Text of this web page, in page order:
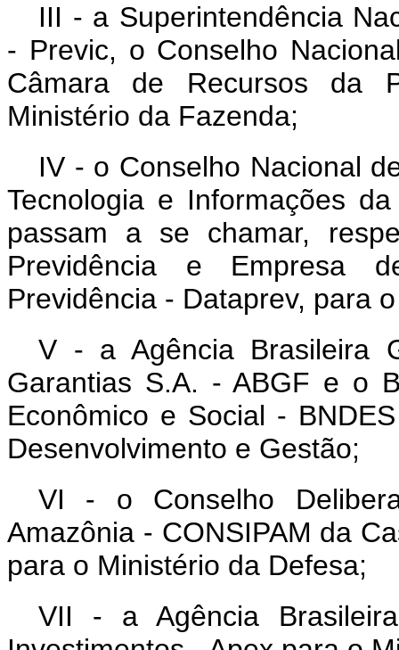
III - a Superintendência
- Previc, o Conselho
Câmara de Recursos da
Ministério da Fazenda;
IV - o Conselho Nacional
Tecnologia e Informações
passam a se chamar,
Previdência e Empresa
Previdência - Dataprev, para
V - a Agência Brasileira
Garantias S.A. - ABGF e o
Econômico e Social -
Desenvolvimento e Gestão;
VI - o Conselho
Amazônia - CONSIPAM da
para o Ministério da Defesa;
VII - a Agência